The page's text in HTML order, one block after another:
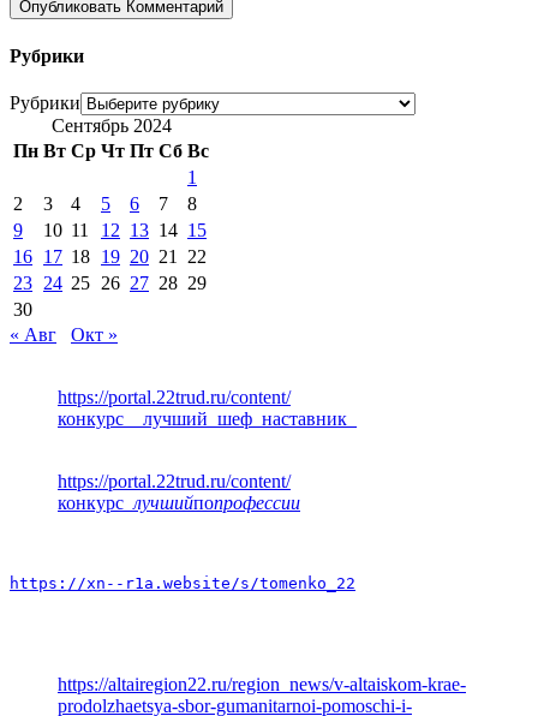
Рубрики
Рубрики
Сентябрь 2024
Пн Вт Ср Чт Пт Сб Вс
1
2
3 4 5 6 7
8
9
10 11 12 13 14 15
16 17 18 19 20 21
22
23 24 25 26 27 28 29
30
« Авг
Окт »
https://portal.22trud.ru/content/
конкурс__лучший_шеф_наставник_
https://portal.22trud.ru/content/
конкурс _лучшийпопрофессии
https://xn--r1a.website/s/tomenko_22
https://altairegion22.ru/region_news/v-altaiskom-krae-
prodolzhaetsya-sbor-gumanitarnoi-pomoschi-i-